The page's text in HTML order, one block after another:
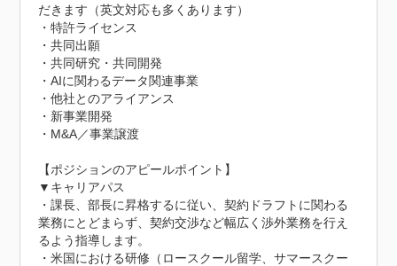
だきます（英文対応も多くあります）
・特許ライセンス
・共同出願
・共同研究・共同開発
・AIに関わるデータ関連事業
・他社とのアライアンス
・新事業開発
・M&A／事業譲渡
【ポジションのアピールポイント】
▼キャリアパス
・課長、部長に昇格するに従い、契約ドラフトに関わる
業務にとどまらず、契約交渉など幅広く渉外業務を行え
るよう指導します。
・米国における研修（ロースクール留学、サマースクー